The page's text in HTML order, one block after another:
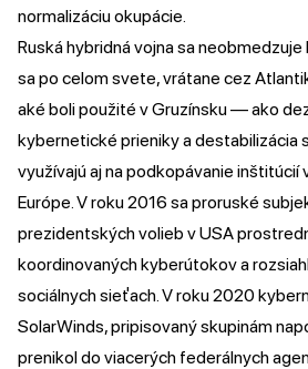
normalizáciu okupácie.
Ruská hybridná vojna sa neobmedzuje
sa po celom svete, vrátane cez
aké boli použité v Gruzínsku — ako
kybernetické prieniky a
využívajú aj na podkopávanie inštitúcií
Európe. V roku 2016 sa proruské
prezidentských volieb v USA
koordinovaných kyberútokov a
sociálnych sieťach. V roku 2020
SolarWinds, pripisovaný skupinám
prenikol do viacerých federálnych